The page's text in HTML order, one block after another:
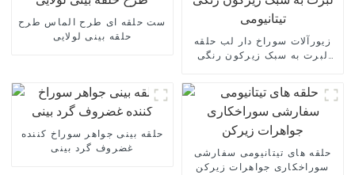
ست حلقه ای طرح الماس طرح
حلقه بینی لولایی
زیورآلات سوراخ دار لب حلقه
لبرت به سبک زیرکون رنگی
حلقه بینی جواهر سوراخ کننده
غضروف گرد بینی
حلقه های تیتانیومی سفارشی
سوراخکاری جواهرات زیرکن